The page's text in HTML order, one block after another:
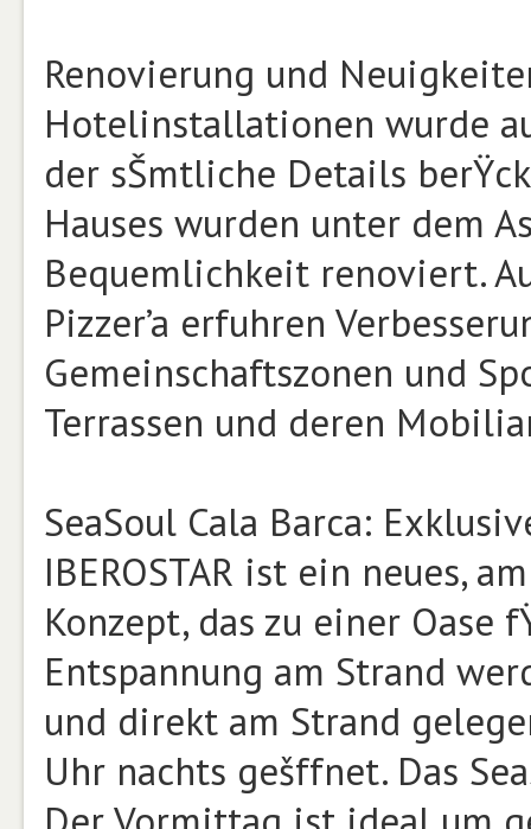
Renovierung und
Hotelinstallationen wurde
der sŠmtliche Details
Hauses wurden unter dem
Bequemlichkeit renoviert.
Pizzer’a erfuhren
Gemeinschaftszonen und
Terrassen und deren
SeaSoul Cala Barca:
IBEROSTAR ist ein neues,
Konzept, das zu einer Oase
Entspannung am Strand
und direkt am Strand
Uhr nachts gešffnet. Das